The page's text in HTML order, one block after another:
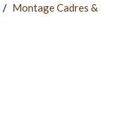
Montage Cadres &